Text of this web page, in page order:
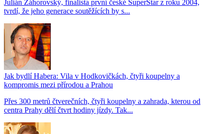
Julián Záhorovský, finalista první české SuperStar z roku 2004,
tvrdí, že jeho generace soutěžících by s...
Jak bydlí Habera: Vila v Hodkovičkách, čtyři koupelny a
kompromis mezi přírodou a Prahou
Přes 300 metrů čtverečních, čtyři koupelny a zahrada, kterou od
centra Prahy dělí čtvrt hodiny jízdy. Tak...